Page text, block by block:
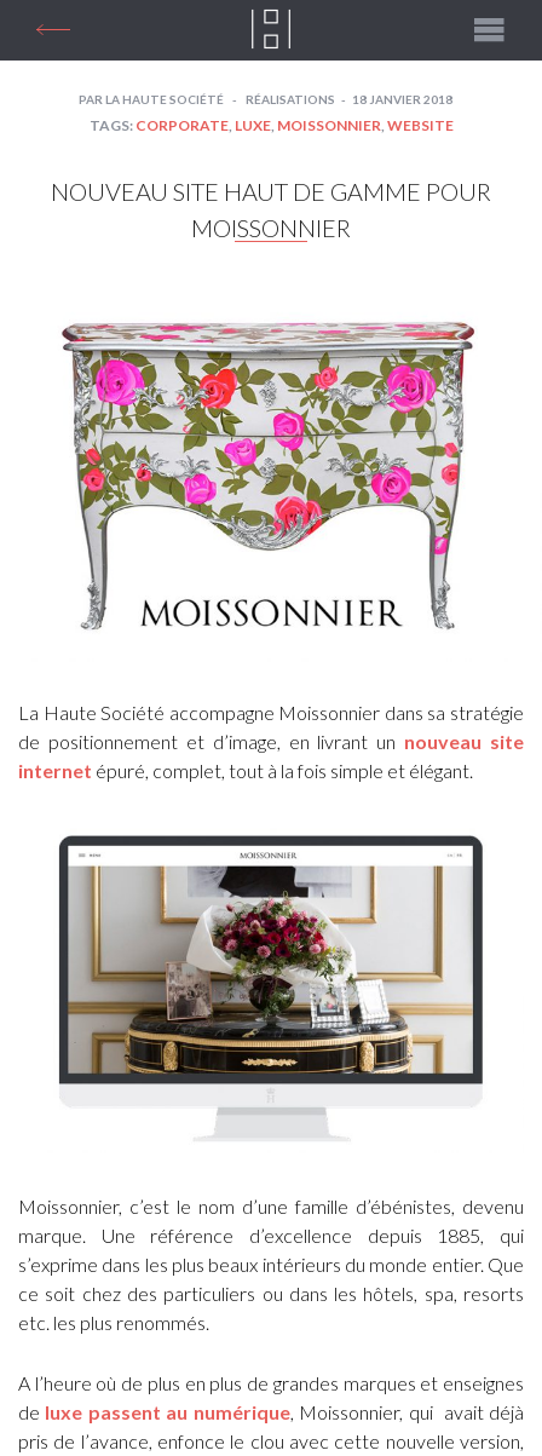
PAR LA HAUTE SOCIÉTÉ RÉALISATIONS 18 JANVIER 2018
TAGS: CORPORATE, LUXE, MOISSONNIER, WEBSITE
NOUVEAU SITE HAUT DE GAMME POUR
MOISSONNIER
La Haute Société accompagne Moissonnier dans sa stratégie
de positionnement et d’image, en livrant un nouveau site
internet épuré, complet, tout à la fois simple et élégant.
Moissonnier, c’est le nom d’une famille d’ébénistes, devenu
marque. Une référence d’excellence depuis 1885, qui
s’exprime dans les plus beaux intérieurs du monde entier. Que
ce soit chez des particuliers ou dans les hôtels, spa, resorts
etc. les plus renommés.
A l’heure où de plus en plus de grandes marques et enseignes
de luxe passent au numérique, Moissonnier, qui avait déjà
pris de l’avance, enfonce le clou avec cette nouvelle version,